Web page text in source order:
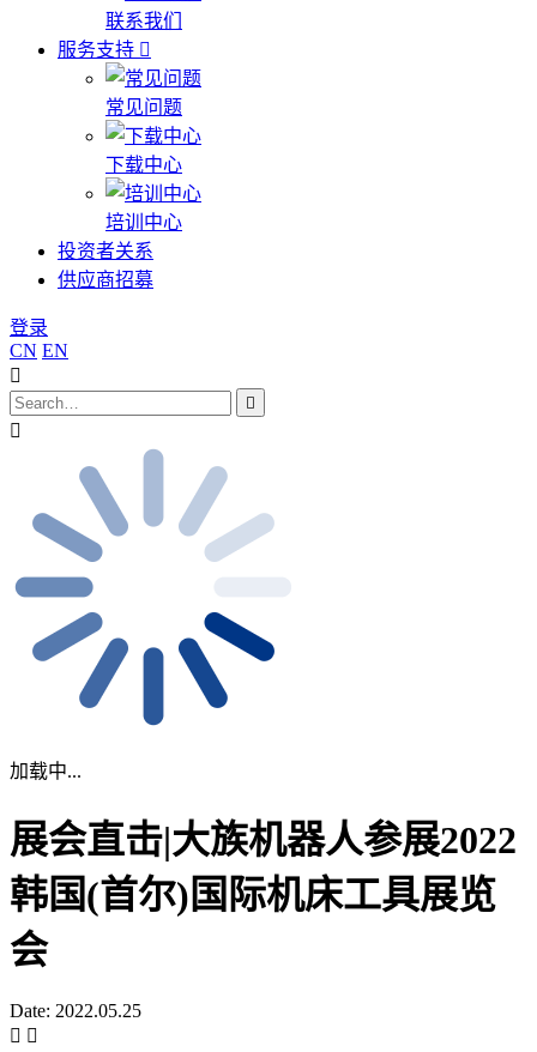
联系我们
服务支持
常见问题
下载中心
培训中心
投资者关系
供应商招募
登录
CN EN
加载中...
展会直击|大族机器人参展2022
韩国(首尔)国际机床工具展览
会
Date: 2022.05.25